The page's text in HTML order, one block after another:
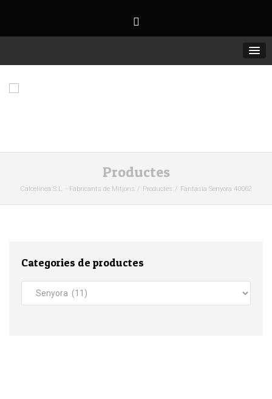
Productes
Calcelinea S.L. - Fabricants de Mitjons Productes Fantasia Senyora 40062
Categories de productes